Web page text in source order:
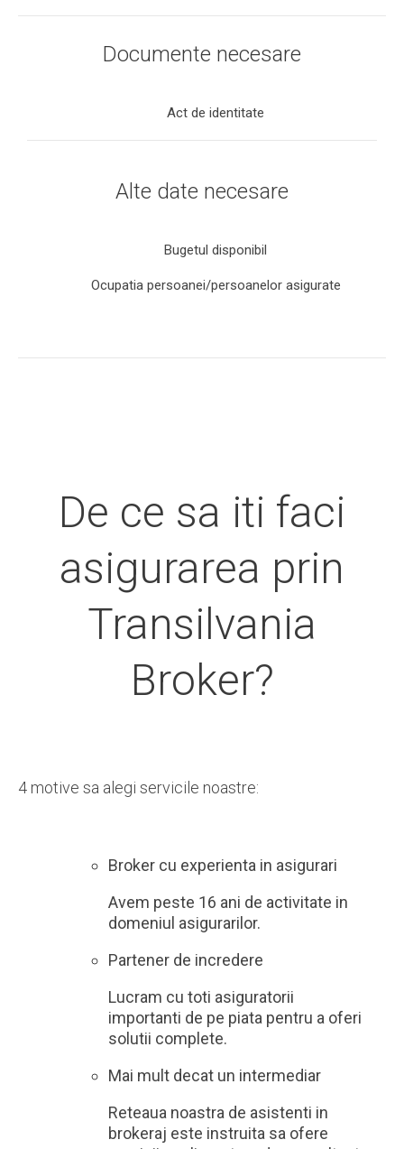
Documente necesare
Act de identitate
Alte date necesare
Bugetul disponibil
Ocupatia persoanei/persoanelor asigurate
De ce sa iti faci
asigurarea prin
Transilvania
Broker?
4 motive sa alegi servicile noastre:
Broker cu experienta in asigurari
Avem peste 16 ani de activitate in
domeniul asigurarilor.
Partener de incredere
Lucram cu toti asiguratorii
importanti de pe piata pentru a oferi
solutii complete.
Mai mult decat un intermediar
Reteaua noastra de asistenti in
brokeraj este instruita sa ofere